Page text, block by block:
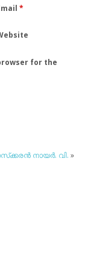
*
for the
നായര്‍. വി. »